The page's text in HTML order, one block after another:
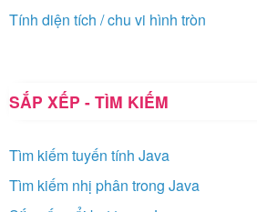
Tính diện tích / chu vi hình tròn
SẮP XẾP - TÌM KIẾM
Tìm kiếm tuyến tính Java
Tìm kiếm nhị phân trong Java